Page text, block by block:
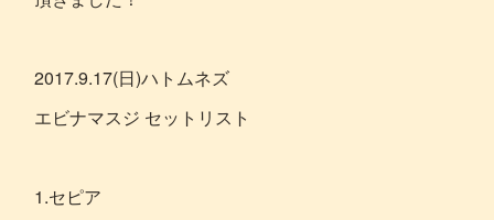
2017.9.17(日)ハトムネズ
エビナマスジ セットリスト
1.セピア